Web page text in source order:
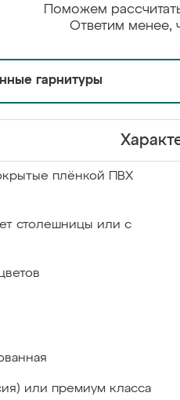
Поможем
Ответим менее,
гарнитуры
плёнкой ПВХ
столешницы или с
или премиум класса